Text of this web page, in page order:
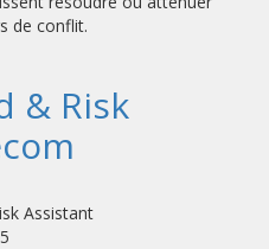
de conflit.
& Risk
Assistant